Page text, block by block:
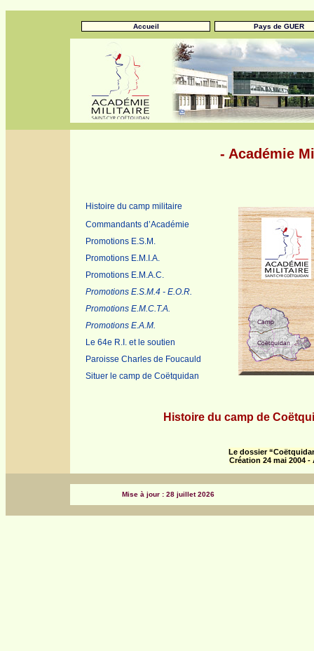
Accueil Pays de GUER
- Académie
Histoire du camp militaire
Commandants d’Académie
Promotions E.S.M.
Promotions E.M.I.A.
Promotions E.M.A.C.
Promotions E.S.M.4 - E.O.R.
Promotions E.M.C.T.A.
Promotions E.A.M.
Le 64e R.I. et le soutien
Paroisse Charles de Foucauld
Situer le camp de Coëtquidan
Histoire du camp de
Le dossier
Création 24 mai 2004
Mise à jour : 28 juillet 2026